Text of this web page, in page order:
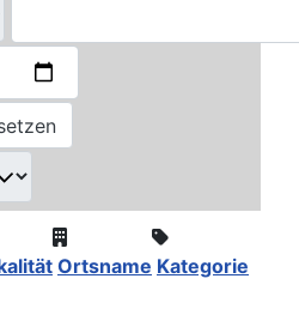
Ortsname Kategorie